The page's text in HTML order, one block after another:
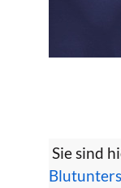
Sie sind